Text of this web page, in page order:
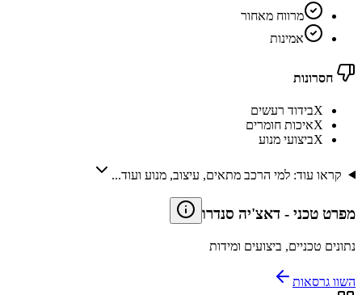
מרווח מאחור
אמינות
חסרונות
Xבידוד רעשים
Xאיכות חומרים
Xביצועי מנוע
קראו עוד: למי הרכב מתאים, עיצוב, מנוע ועוד...
מפרט טכני - דאצ'יה סנדרו
נתונים טכניים, ביצועים ומידות
השוו גרסאות